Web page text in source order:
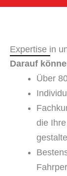
Expertise in
Darauf
Über
die